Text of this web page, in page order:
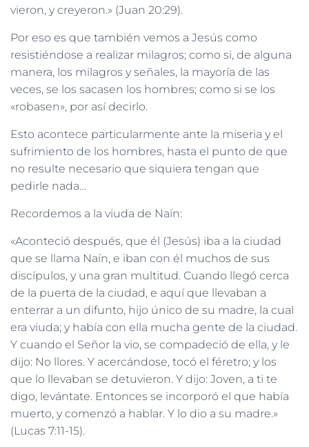
vieron, y creyeron.» (Juan 20:29).
Por eso es que también vemos a Jesús como
resistiéndose a realizar milagros; como si, de alguna
manera, los milagros y señales, la mayoría de las
veces, se los sacasen los hombres; como si se los
«robasen», por así decirlo.
Esto acontece particularmente ante la miseria y el
sufrimiento de los hombres, hasta el punto de que
no resulte necesario que siquiera tengan que
pedirle nada…
Recordemos a la viuda de Naín:
«Aconteció después, que él (Jesús) iba a la ciudad
que se llama Naín, e iban con él muchos de sus
discípulos, y una gran multitud. Cuando llegó cerca
de la puerta de la ciudad, e aquí que llevaban a
enterrar a un difunto, hijo único de su madre, la cual
era viuda; y había con ella mucha gente de la ciudad.
Y cuando el Señor la vio, se compadeció de ella, y le
dijo: No llores. Y acercándose, tocó el féretro; y los
que lo llevaban se detuvieron. Y dijo: Joven, a ti te
digo, levántate. Entonces se incorporó el que había
muerto, y comenzó a hablar. Y lo dio a su madre.»
(Lucas 7:11-15).